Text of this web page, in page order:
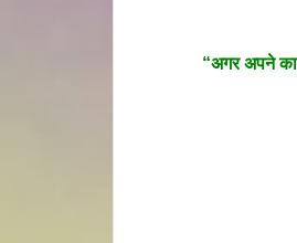
“अगर अपने